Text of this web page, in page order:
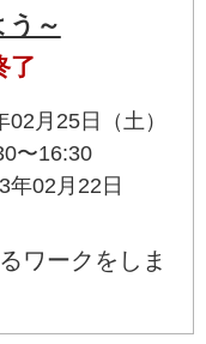
う～
了
月25日（土）
〜16:30
年02月22日
ワークをしま